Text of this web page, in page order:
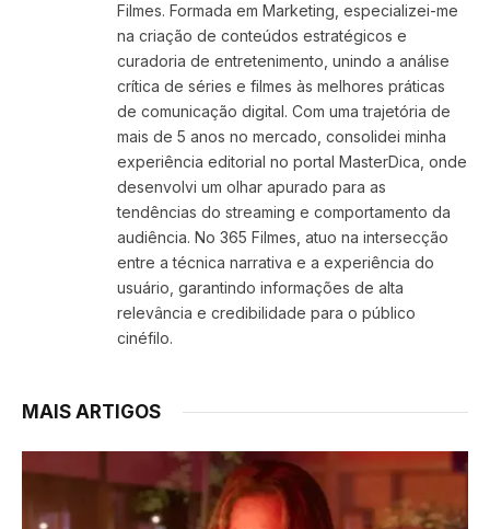
Filmes. Formada em Marketing, especializei-me
na criação de conteúdos estratégicos e
curadoria de entretenimento, unindo a análise
crítica de séries e filmes às melhores práticas
de comunicação digital. Com uma trajetória de
mais de 5 anos no mercado, consolidei minha
experiência editorial no portal MasterDica, onde
desenvolvi um olhar apurado para as
tendências do streaming e comportamento da
audiência. No 365 Filmes, atuo na intersecção
entre a técnica narrativa e a experiência do
usuário, garantindo informações de alta
relevância e credibilidade para o público
cinéfilo.
MAIS ARTIGOS